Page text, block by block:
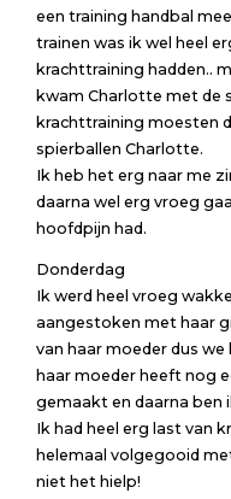
een training handbal
trainen was ik wel heel
krachttraining hadden..
kwam Charlotte met de
krachttraining moesten
spierballen Charlotte.
Ik heb het erg naar me
daarna wel erg vroeg
hoofdpijn had.
Donderdag
Ik werd heel vroeg
aangestoken met haar
van haar moeder dus
haar moeder heeft nog
gemaakt en daarna ben
Ik had heel erg last van
helemaal volgegooid
niet het hielp!